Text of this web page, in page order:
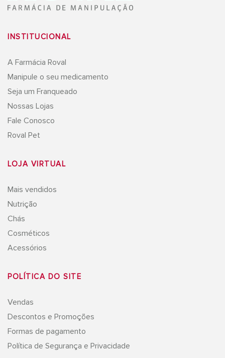
INSTITUCIONAL
A Farmácia Roval
Manipule o seu medicamento
Seja um Franqueado
Nossas Lojas
Fale Conosco
Roval Pet
LOJA VIRTUAL
Mais vendidos
Nutrição
Chás
Cosméticos
Acessórios
POLÍTICA DO SITE
Vendas
Descontos e Promoções
Formas de pagamento
Política de Segurança e Privacidade